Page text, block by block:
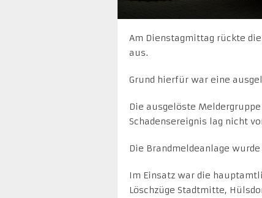
Am Dienstagmittag rückte
aus.
Grund hierfür war eine
Die ausgelöste
Schadensereignis lag nicht
Die Brandmeldeanlage
Im Einsatz war die
Löschzüge Stadtmitte,